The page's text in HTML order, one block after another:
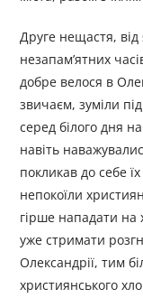
Друге нещастя, від
незапам’ятних
добре велося в
звичаєм, зуміли
серед білого дня
навіть
покликав до себе
непокоїли
гірше нападати на
уже стримати
Олександрії, тим
християнського